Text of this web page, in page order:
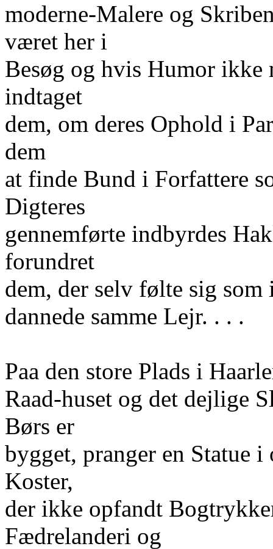
moderne-Malere og
været her i
Besøg og hvis Humor ikke
indtaget
dem, om deres Ophold i
dem
at finde Bund i Forfattere
Digteres
gennemførte indbyrdes
forundret
dem, der selv følte sig
dannede samme Lejr. . . .
Paa den store Plads i
Raad-huset og det dejlige
Børs er
bygget, pranger en Statue
Koster,
der ikke opfandt
Fædrelanderi og